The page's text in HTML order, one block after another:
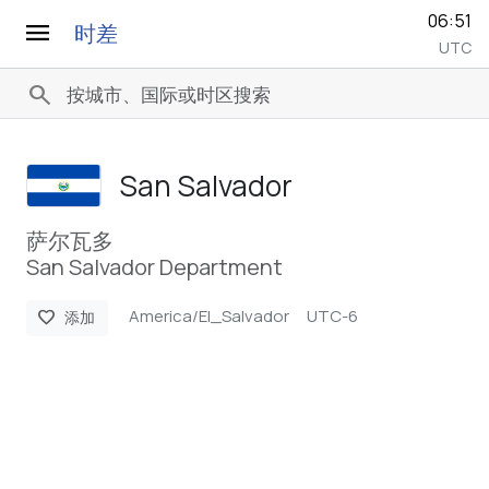
menu 时差 06:51
UTC
search
San Salvador
萨尔瓦多
San Salvador Department
favorite 添加 America/El_Salvador UTC-6